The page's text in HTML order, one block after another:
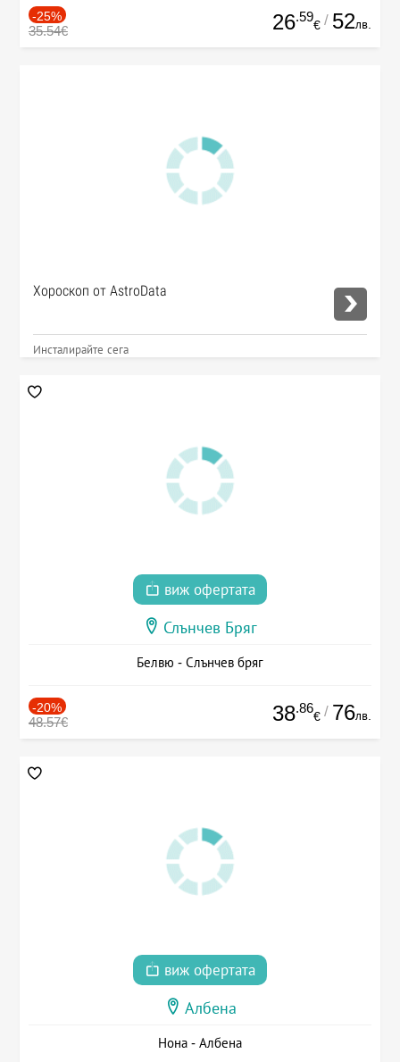
-25%
35.54€ 26.59
€ / 52лв.
Хороскоп от AstroData
Инсталирайте сега
виж офертата
Слънчев Бряг
Белвю - Слънчев бряг
-20%
48.57€ 38.86
€ / 76лв.
виж офертата
Албена
Нона - Албена